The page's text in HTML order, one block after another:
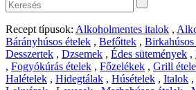
Recept típusok: Alkoholmentes italok ,
Bárányhúsos ételek , Befőttek , Birkahúsos
Desszertek , Dzsemek , Édes sütemények ,
, Fogyókúrás ételek , Főzelékek , Grill
Halételek , Hidegtálak , Húsételek , Italok ,